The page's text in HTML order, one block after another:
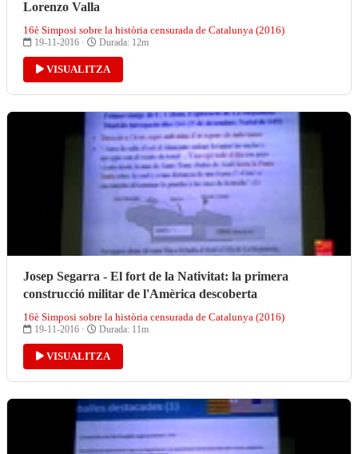
Lorenzo Valla
16è Simposi sobre la història censurada de Catalunya (2016)
19-11-2016 · Durada: 12m
VISUALITZA
Josep Segarra - El fort de la Nativitat: la primera
construcció militar de l'Amèrica descoberta
16è Simposi sobre la història censurada de Catalunya (2016)
19-11-2016 · Durada: 11m
VISUALITZA